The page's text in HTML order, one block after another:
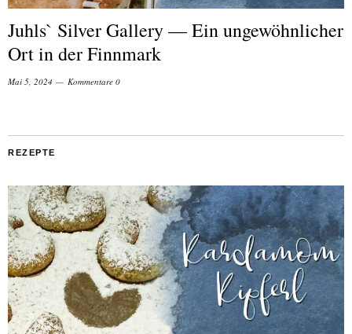
Juhls` Silver Gallery — Ein ungewöhnlicher
Ort in der Finnmark
Mai 5, 2024 Kommentare 0
REZEPTE